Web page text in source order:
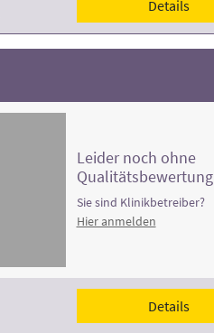
Details
Leider noch ohne
Qualitätsbewertung
Sie sind Klinikbetreiber?
Hier anmelden
Details